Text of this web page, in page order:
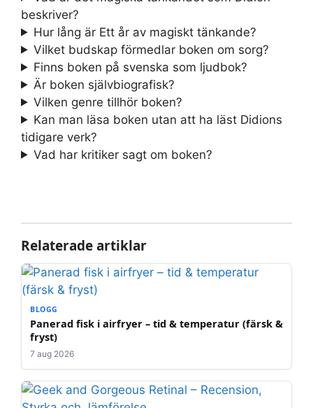
beskriver?
Hur lång är Ett år av magiskt tänkande?
Vilket budskap förmedlar boken om sorg?
Finns boken på svenska som ljudbok?
Är boken självbiografisk?
Vilken genre tillhör boken?
Kan man läsa boken utan att ha läst Didions
tidigare verk?
Vad har kritiker sagt om boken?
Relaterade artiklar
BLOGG
Panerad fisk i airfryer – tid & temperatur (färsk &
fryst)
7 aug 2026